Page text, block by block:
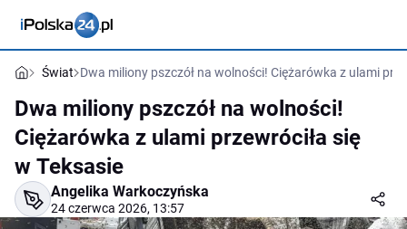
Świat Dwa miliony pszczół na wolności! Ciężarówka z ulami
Dwa miliony pszczół na wolności!
Ciężarówka z ulami przewróciła się
w Teksasie
Angelika Warkoczyńska
24 czerwca 2026, 13:57